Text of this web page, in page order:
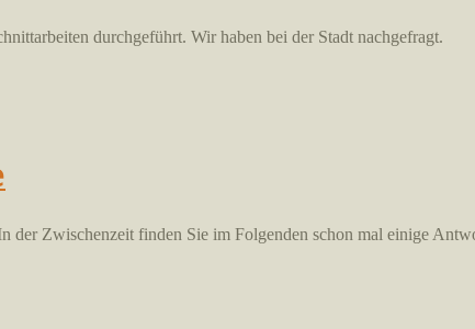
durchgeführt. Wir haben bei der Stadt nachgefragt.
Zwischenzeit finden Sie im Folgenden schon mal einige